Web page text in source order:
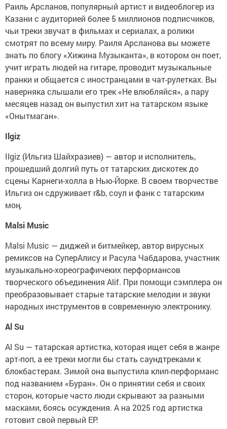
Раиль Арсланов, популярный артист и видеоблогер из
Казани с аудиторией более 5 миллионов подписчиков,
чьи треки звучат в фильмах и сериалах, а ролики
смотрят по всему миру. Раиля Арсланова вы можете
знать по блогу «Хижина Музыканта», в котором он поет,
учит играть людей на гитаре, проводит музыкальные
пранки и общается с иностранцами в чат-рулетках. Вы
наверняка слышали его трек «Не влюбляйся», а пару
месяцев назад он выпустил хит на татарском языке
«Онытмаган».
Ilgiz
Ilgiz (Ильгиз Шайхразиев) — автор и исполнитель,
прошедший долгий путь от татарских дискотек до
сцены Карнеги-холла в Нью-Йорке. В своем творчестве
Ильгиз он сдруживает r&b, соул и фанк с татарским
моң.
Malsi Music
Malsi Music — диджей и битмейкер, автор вирусных
ремиксов на СуперАлису и Расула Чабдарова, участник
музыкально-хореографичеких перформансов
творческого объединения Alif. При помощи сэмплера он
преобразовывает старые татарские мелодии и звуки
народных инструментов в современную электронику.
Al Su
Al Su — татарская артистка, которая ищет себя в жанре
арт-поп, а ее треки могли бы стать саундтреками к
блокбастерам. Зимой она выпустила клип-перформанс
под названием «Буран». Он о принятии себя и своих
сторон, которые часто люди скрывают за разными
масками, боясь осуждения. А на 2025 год артистка
готовит свой первый EP.